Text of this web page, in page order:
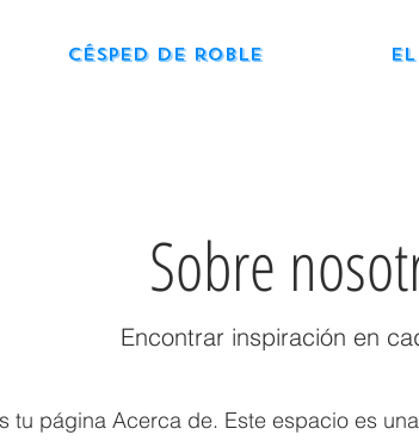
Césped de roble
Sobre
Encontrar inspiración en
tu página Acerca de. Este espacio es